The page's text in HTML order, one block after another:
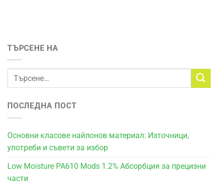
ТЪРСЕНЕ НА
ПОСЛЕДНА ПОСТ
Основни класове найлонов материал: Източници,
употреби и съвети за избор
Low Moisture PA610 Mods 1.2% Абсорбция за прецизни
части